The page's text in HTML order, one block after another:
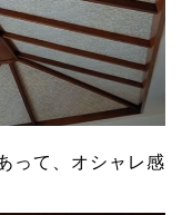
って、オシャレ感